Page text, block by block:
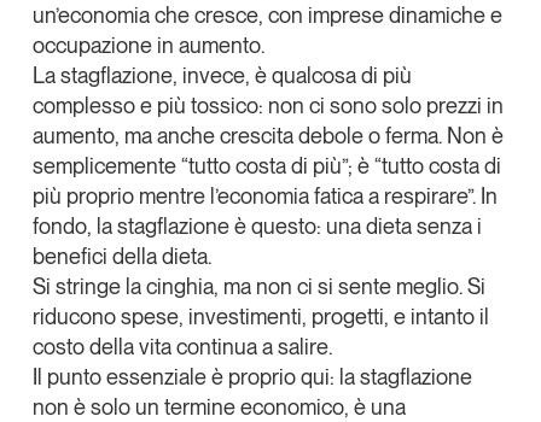
un’economia che cresce, con imprese dinamiche e
occupazione in aumento.
Lastagflazione, invece, è qualcosa di più
complesso e più tossico: non ci sono solo prezzi in
aumento, ma anche crescita debole o ferma. Non è
semplicemente “tutto costa di più”; è “tutto costa di
più proprio mentre l’economia fatica a respirare”. In
fondo, la stagflazione è questo: una dieta senza i
benefici della dieta.
Si stringe la cinghia, ma non ci si sente meglio. Si
riducono spese, investimenti, progetti, e intanto il
costo della vita continua a salire.
Il punto essenziale è proprio qui: la stagflazione
non è solo un termine economico, è una